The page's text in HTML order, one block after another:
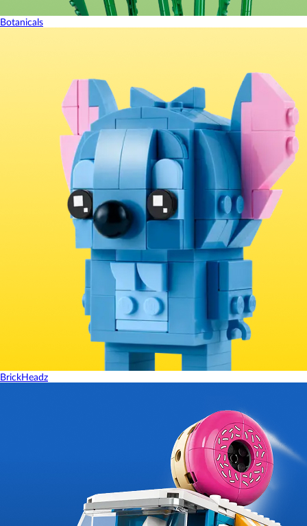
Botanicals
BrickHeadz